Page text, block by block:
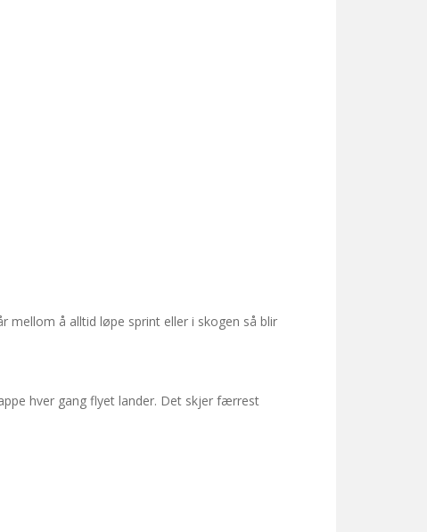
mellom å alltid løpe sprint eller i skogen så blir
hver gang flyet lander. Det skjer færrest